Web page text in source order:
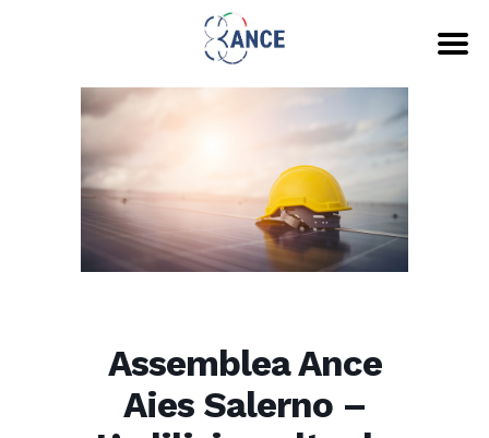
Assemblea Ance
Aies Salerno –